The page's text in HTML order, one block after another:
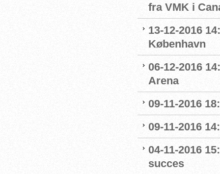
fra VMK i
13-12-2016
København
06-12-2016
Arena
09-11-2016
09-11-2016
04-11-2016
succes